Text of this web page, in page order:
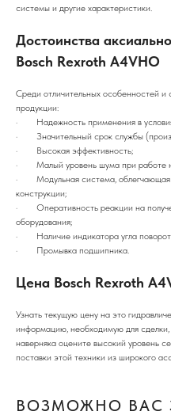
системы и другие характеристики.
Достоинства
Bosch Rexroth A4VHO
Среди отличительных особенностей и
продукции:
· Надежность применения в
· Значительный срок службы
· Высокая эффективность;
· Малый уровень шума при работе
· Модульная система, облегчающая
конструкции;
· Оперативность реакции на
оборудования;
· Наличие индикатора угла
· Промывка подшипника.
Цена Bosch Rexroth
Узнать текущую цену на это
информацию, необходимую для
наверняка оцените высокий уровень
поставки этой техники из широкого
ВОЗМОЖНО ВАС